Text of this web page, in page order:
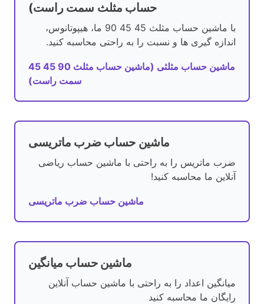
حساب مثلث سمت راست)
با ماشین حساب مثلث 45 45 90 ما، هیپوتانوس،
اندازه گیری ها و نسبت را به راحتی محاسبه کنید.
45 45 90 ماشین حساب مثلثی (ماشین حساب مثلث
سمت راست)
ماشین حساب ضرب ماتریسی
ضرب ماتریس را به راحتی با ماشین حساب ریاضی
آنلاین ما محاسبه کنید!
ماشین حساب ضرب ماتریسی
ماشین حساب میانگین
میانگین اعداد را به راحتی با ماشین حساب آنلاین
رایگان ما محاسبه کنید